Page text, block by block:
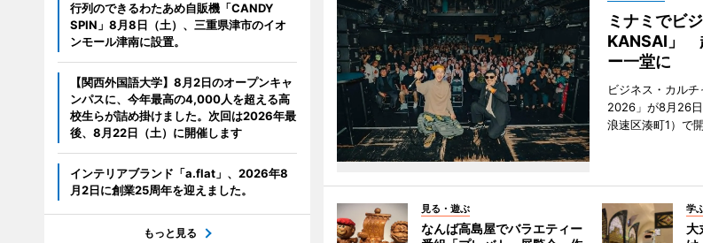
ミナミでビ
KANSAI」
ー一堂に
ビジネス・カル
2026」が8月26
浪速区湊町1）で
見る・遊ぶ
なんば高島屋でバラエティー
学
大
行列のできるわたあめ自販機「CANDY
SPIN」8月8日（土）、三重県津市のイオ
ンモール津南に設置。
【関西外国語大学】8月2日のオープンキャ
ンパスに、今年最高の4,000人を超える高
校生らが詰め掛けました。次回は2026年最
後、8月22日（土）に開催します
インテリアブランド「a.flat」、2026年8
月2日に創業25周年を迎えました。
もっと見る